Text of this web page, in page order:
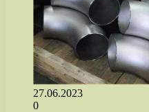
27.06.2023
0